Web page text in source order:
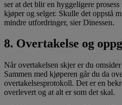
ser at det blir en hyggeligere
kjøper og selger. Skulle det oppstå
mindre utfordringer, sier Dinessen.
8. Overtakelse og
Når overtakelsen skjer er du
Sammen med kjøperen går du da
overtakelsesprotokoll. Det er en
overlevert og at alt er som det skal.